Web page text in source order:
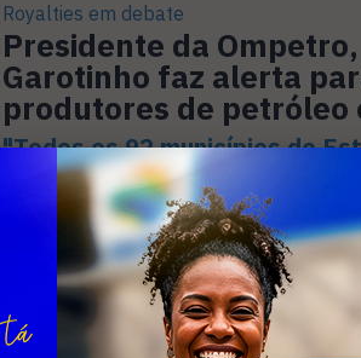
Royalties em debate
Presidente da
Garotinho faz alerta
produtores de petróleo
"Todos os 92 municípios do
Janeiro possivelmente
interdição da plataforma P-53,
menos", afirma
OPERAÇÃO CONTRA FAKE NEWS